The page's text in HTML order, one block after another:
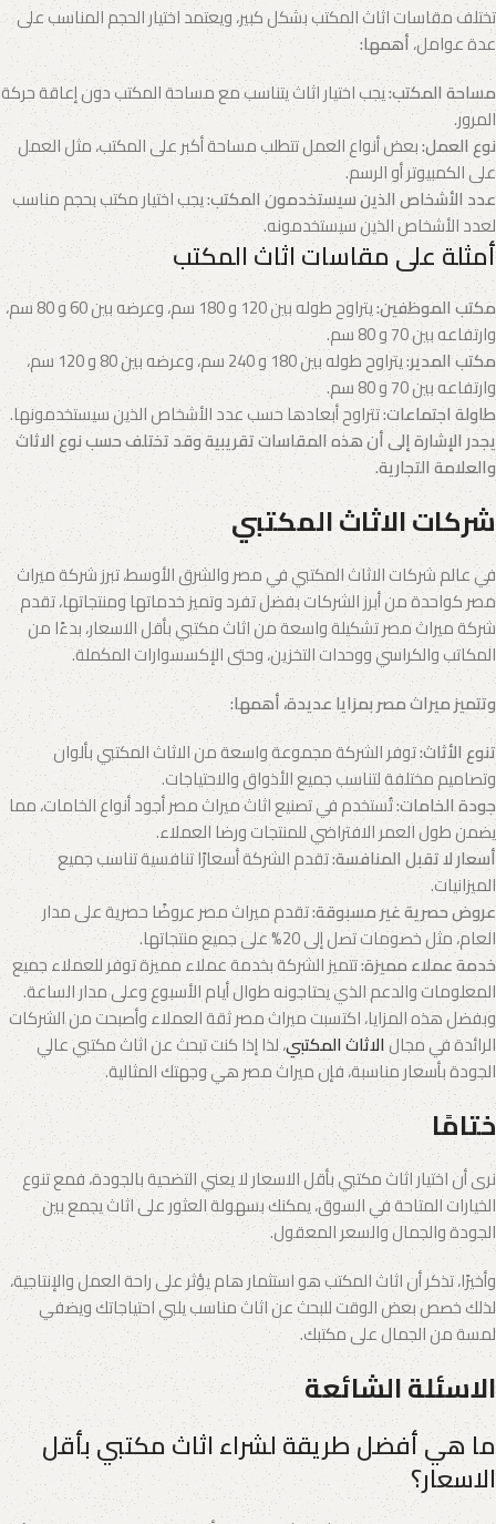
تختلف مقاسات اثاث المكتب بشكل كبير، ويعتمد اختيار الحجم المناسب على
عدة عوامل،أهمها:
مساحة المكتب:يجب اختيار اثاث يتناسب مع مساحة المكتب دون إعاقة حركة
المرور.
نوع العمل:بعض أنواع العمل تتطلب مساحة أكبر على المكتب، مثل العمل
على الكمبيوتر أو الرسم.
عدد الأشخاص الذين سيستخدمون المكتب:يجب اختيار مكتب بحجم مناسب
لعدد الأشخاص الذين سيستخدمونه.
أمثلة على مقاسات اثاث المكتب
مكتب الموظفين:
يتراوح طوله بين 120 و 180 سم، وعرضه بين 60 و 80 سم،
وارتفاعه بين 70 و 80 سم.
مكتب المدير:
يتراوح طوله بين 180 و 240 سم، وعرضه بين 80 و 120 سم،
وارتفاعه بين 70 و 80 سم.
طاولة اجتماعات:تتراوح أبعادها حسب عدد الأشخاص الذين سيستخدمونها.
يجدر الإشارة إلى أن هذه المقاسات تقريبية وقد تختلف حسب نوع الاثاث
والعلامة التجارية.
شركات الاثاث المكتبي
في عالم شركات الاثاث المكتبي في مصر والشرق الأوسط، تبرز شركة ميراث
مصر كواحدة من أبرز الشركات بفضل تفرد وتميز خدماتها ومنتجاتها، تقدم
شركة ميراث مصر تشكيلة واسعة من اثاث مكتبي بأقل الاسعار، بدءًا من
المكاتب والكراسي ووحدات التخزين، وحتى الإكسسوارات المكملة.
وتتميز ميراث مصر بمزايا عديدة، أهمها:
تنوع الأثاث:توفر الشركة مجموعة واسعة من الاثاث المكتبي بألوان
وتصاميم مختلفة لتناسب جميع الأذواق والاحتياجات.
جودة الخامات:تُستخدم في تصنيع اثاث ميراث مصر أجود أنواع الخامات، مما
يضمن طول العمر الافتراضي للمنتجات ورضا العملاء.
أسعار لا تقبل المنافسة:تقدم الشركة أسعارًا تنافسية تناسب جميع
الميزانيات.
عروض حصرية غير مسبوقة:تقدم ميراث مصر عروضًا حصرية على مدار
العام، مثل خصومات تصل إلى 20% على جميع منتجاتها.
خدمة عملاء مميزة:تتميز الشركة بخدمة عملاء مميزة توفر للعملاء جميع
المعلومات والدعم الذي يحتاجونه طوال أيام الأسبوع وعلى مدار الساعة.
وبفضل هذه المزايا، اكتسبت ميراث مصر ثقة العملاء وأصبحت من الشركات
الرائدة في مجالالاثاث المكتبي، لذا إذا كنت تبحث عن اثاث مكتبي عالي
الجودة بأسعار مناسبة، فإن ميراث مصر هي وجهتك المثالية.
ختامًا
نرى أن اختيار اثاث مكتبي بأقل الاسعار لا يعني التضحية بالجودة، فمع تنوع
الخيارات المتاحة في السوق، يمكنك بسهولة العثور على اثاث يجمع بين
الجودة والجمال والسعر المعقول.
وأخيرًا، تذكر أن اثاث المكتب هو استثمار هام يؤثر على راحة العمل والإنتاجية،
لذلك خصص بعض الوقت للبحث عن اثاث مناسب يلبي احتياجاتك ويضفي
لمسة من الجمال على مكتبك.
الاسئلة الشائعة
ما هي أفضل طريقة لشراء اثاث مكتبي بأقل
الاسعار؟